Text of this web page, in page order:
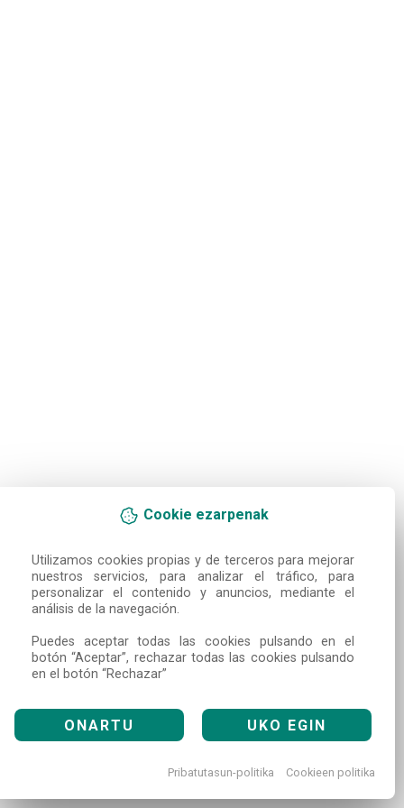
Cookie ezarpenak
Utilizamos cookies propias y de terceros para mejorar
nuestros servicios, para analizar el tráfico, para
personalizar el contenido y anuncios, mediante el
análisis de la navegación.
Puedes aceptar todas las cookies pulsando en el
botón “Aceptar”, rechazar todas las cookies pulsando
en el botón “Rechazar”
ONARTU UKO EGIN
Pribatutasun-politika Cookieen politika